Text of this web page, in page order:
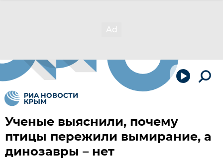
Ученые выяснили, почему
птицы пережили вымирание, а
динозавры – нет